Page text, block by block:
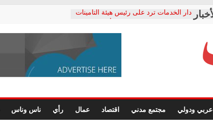
دار الخدمات ترد على رئيس هيئة التأمينات
معاناة أصحاب المعاشات.. ونطالب بكشف
فرحات سليمان يكتب: القطاع الصحي إلى
حزب التحالف الشعبي يطلق لجنة “الحق
صور .. اعتماد الرسومات النهائية للقرار
الوزاري لمدينة الصحفيين.. وانتهاء أعمال
إنشاء المبنى الإداري
عربي ودولي مجتمع مدني اقتصاد عمال رأي ناس وناس